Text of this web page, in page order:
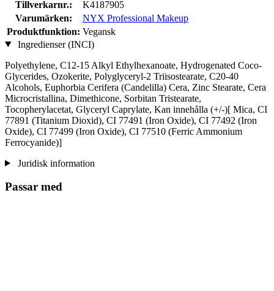
Tillverkarnr.:
K4187905
Varumärken:
NYX Professional Makeup
Produktfunktion: Vegansk
Ingredienser (INCI)
Polyethylene, C12-15 Alkyl Ethylhexanoate, Hydrogenated Coco-
Glycerides, Ozokerite, Polyglyceryl-2 Triisostearate, C20-40
Alcohols, Euphorbia Cerifera (Candelilla) Cera, Zinc Stearate, Cera
Microcristallina, Dimethicone, Sorbitan Tristearate,
Tocopherylacetat, Glyceryl Caprylate, Kan innehålla (+/-)[ Mica, CI
77891 (Titanium Dioxid), CI 77491 (Iron Oxide), CI 77492 (Iron
Oxide), CI 77499 (Iron Oxide), CI 77510 (Ferric Ammonium
Ferrocyanide)]
Juridisk information
Passar med